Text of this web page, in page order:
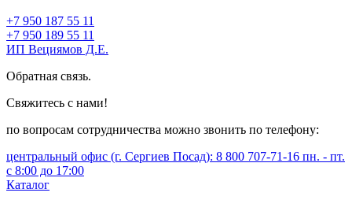
+7 950 187 55 11
+7 950 189 55 11
ИП Вециямов Д.Е.
Обратная связь.
Свяжитесь с нами!
по вопросам сотрудничества можно звонить по телефону:
центральный офис (г. Сергиев Посад): 8 800 707-71-16 пн. - пт.
с 8:00 до 17:00
Каталог